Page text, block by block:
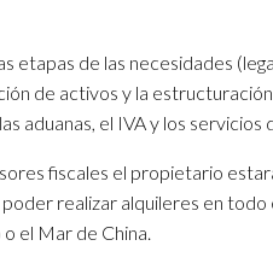
etapas de las necesidades
de activos y la
aduanas, el IVA y los
fiscales el propietario
realizar alquileres en todo
el Mar de China.